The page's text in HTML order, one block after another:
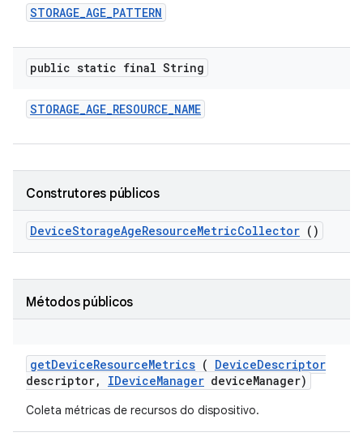
STORAGE_AGE_PATTERN
public static final String
STORAGE_AGE_RESOURCE_NAME
Construtores públicos
DeviceStorageAgeResourceMetricCollector ()
Métodos públicos
getDeviceResourceMetrics ( DeviceDescriptor
descriptor, IDeviceManager deviceManager)
Coleta métricas de recursos do dispositivo.